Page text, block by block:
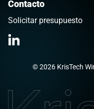
Contacto
Solicitar presupuesto
© 2026 KrisTech